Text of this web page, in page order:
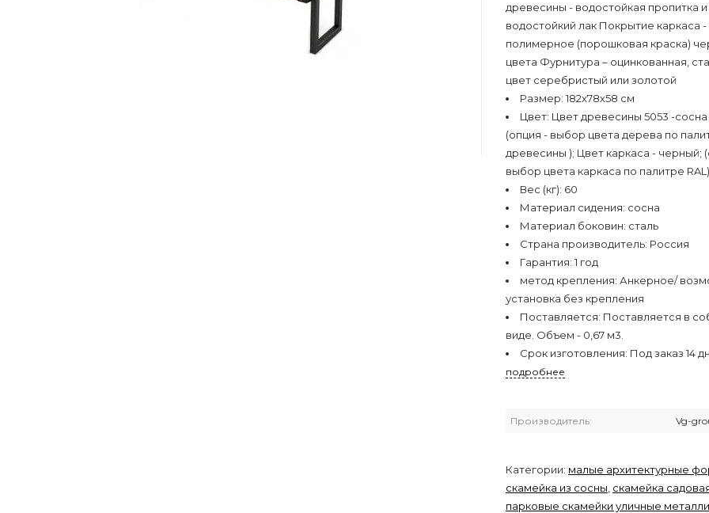
древесины - водостойкая пропитка и
водостойкий лак Покрытие каркаса -
полимерное (порошковая краска)
цвета Фурнитура – оцинкованная,
цвет серебристый или золотой
Размер: 182х78х58 см
Цвет: Цвет древесины 5053 -сосна
(опция - выбор цвета дерева по
древесины ); Цвет каркаса - черный;
выбор цвета каркаса по палитре RAL)
Вес (кг): 60
Материал сидения: сосна
Материал боковин: сталь
Страна производитель: Россия
Гарантия: 1 год
метод крепления: Анкерное/
установка без крепления
Поставляется: Поставляется в
виде. Объем - 0,67 м3.
Срок изготовления: Под заказ 14
подробнее
Производитель: Vg-
Категории: малые архитектурные
скамейка из сосны скамейка
парковые скамейки уличные